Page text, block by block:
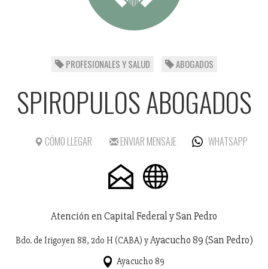
PROFESIONALES Y SALUD ABOGADOS
SPIROPULOS ABOGADOS
CÓMO LLEGAR ENVIAR MENSAJE WHATSAPP
Atención en Capital Federal y San Pedro
Bdo. de Irigoyen 88, 2do H (CABA) yAyacucho 89 (San Pedro)
Ayacucho 89